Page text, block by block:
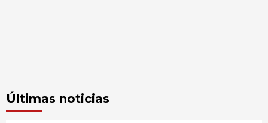
Últimas noticias